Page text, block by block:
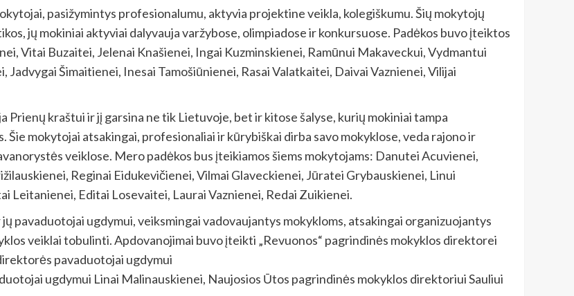
pasižymintys profesionalumu, aktyvia projektine veikla, kolegiškumu. Šių mokytojų
jų mokiniai aktyviai dalyvauja varžybose, olimpiadose ir konkursuose. Padėkos buvo įteiktos
Vitai Buzaitei, Jelenai Knašienei, Ingai Kuzminskienei, Ramūnui Makaveckui, Vydmantui
Šimaitienei, Inesai Tamošiūnienei, Rasai Valatkaitei, Daivai Vaznienei, Vilijai
kraštui ir jį garsina ne tik Lietuvoje, bet ir kitose šalyse, kurių mokiniai tampa
mokytojai atsakingai, profesionaliai ir kūrybiškai dirba savo mokyklose, veda rajono ir
veiklose. Mero padėkos bus įteikiamos šiems mokytojams: Danutei Acuvienei,
Reginai Eidukevičienei, Vilmai Glaveckienei, Jūratei Grybauskienei, Linui
Leitanienei, Editai Losevaitei, Laurai Vaznienei, Redai Zuikienei.
pavaduotojai ugdymui, veiksmingai vadovaujantys mokykloms, atsakingai organizuojantys
veiklai tobulinti. Apdovanojimai buvo įteikti „Revuonos“ pagrindinės mokyklos direktorei
pavaduotojai ugdymui
ugdymui Linai Malinauskienei, Naujosios Ūtos pagrindinės mokyklos direktoriui Sauliui